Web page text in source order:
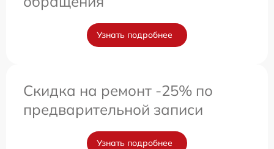
Узнать подробнее
Скидка на ремонт -25% по
предварительной записи
Узнать подробнее